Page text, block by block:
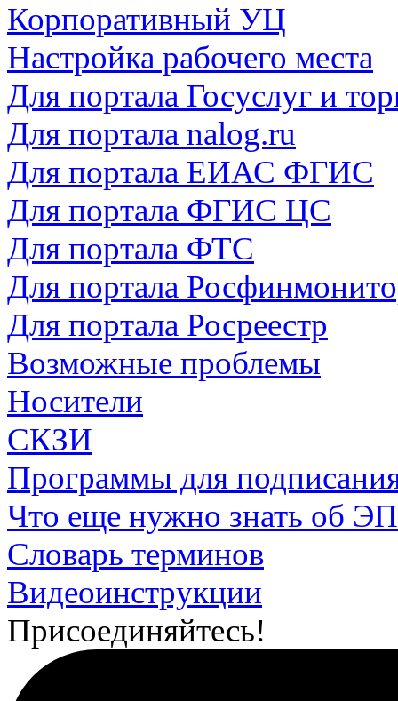
Корпоративный УЦ
Настройка рабочего места
Для портала Госуслуг и
Для портала nalog.ru
Для портала ЕИАС ФГИС
Для портала ФГИС ЦС
Для портала ФТС
Для портала
Для портала Росреестр
Возможные проблемы
Носители
СКЗИ
Программы для
Что еще нужно знать об ЭП
Словарь терминов
Видеоинструкции
Присоединяйтесь!